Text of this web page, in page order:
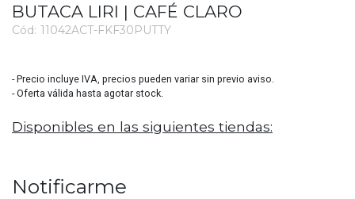
BUTACA LIRI | CAFÉ CLARO
Cód: 11042ACT-FKF30PUTTY
- Precio incluye IVA, precios pueden variar sin previo aviso.
- Oferta válida hasta agotar stock.
Disponibles en las siguientes tiendas:
Notificarme